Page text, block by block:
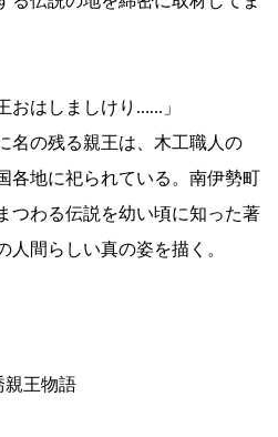
おはしましけり……」
名の残る親王は、木工職人の
各地に祀られている。南伊勢町
つわる伝説を幼い頃に知った著
人間らしい真の姿を描く。
王物語